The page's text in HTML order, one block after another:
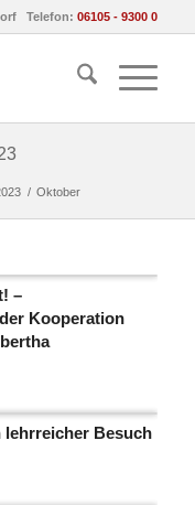
Telefon: 06105 - 9300 0
/ Oktober
–
Kooperation
lehrreicher Besuch